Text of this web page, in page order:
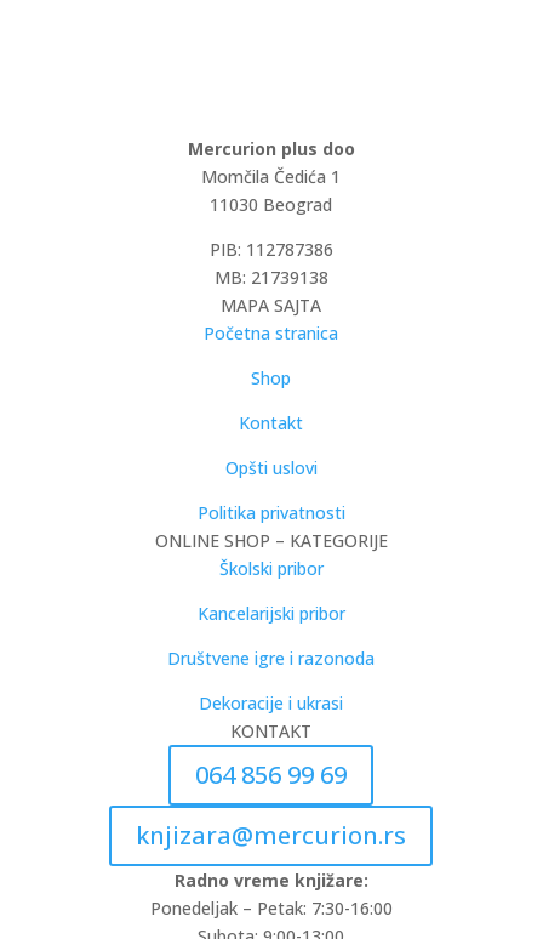
Mercurion plus doo
Momčila Čedića 1
11030 Beograd
PIB: 112787386
MB: 21739138
MAPA SAJTA
Početna stranica
Shop
Kontakt
Opšti uslovi
Politika privatnosti
ONLINE SHOP – KATEGORIJE
Školski pribor
Kancelarijski pribor
Društvene igre i razonoda
Dekoracije i ukrasi
KONTAKT
064 856 99 69
knjizara@mercurion.rs
Radno vreme knjižare:
Ponedeljak – Petak: 7:30-16:00